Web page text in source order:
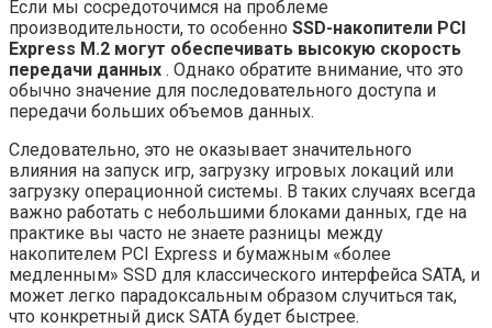
Если мы сосредоточимся на проблеме
производительности, то особенно SSD-накопители PCI
Express M.2 могут обеспечивать высокую скорость
передачи данных . Однако обратите внимание, что это
обычно значение для последовательного доступа и
передачи больших объемов данных.
Следовательно, это не оказывает значительного
влияния на запуск игр, загрузку игровых локаций или
загрузку операционной системы. В таких случаях всегда
важно работать с небольшими блоками данных, где на
практике вы часто не знаете разницы между
накопителем PCI Express и бумажным «более
медленным» SSD для классического интерфейса SATA, и
может легко парадоксальным образом случиться так,
что конкретный диск SATA будет быстрее.